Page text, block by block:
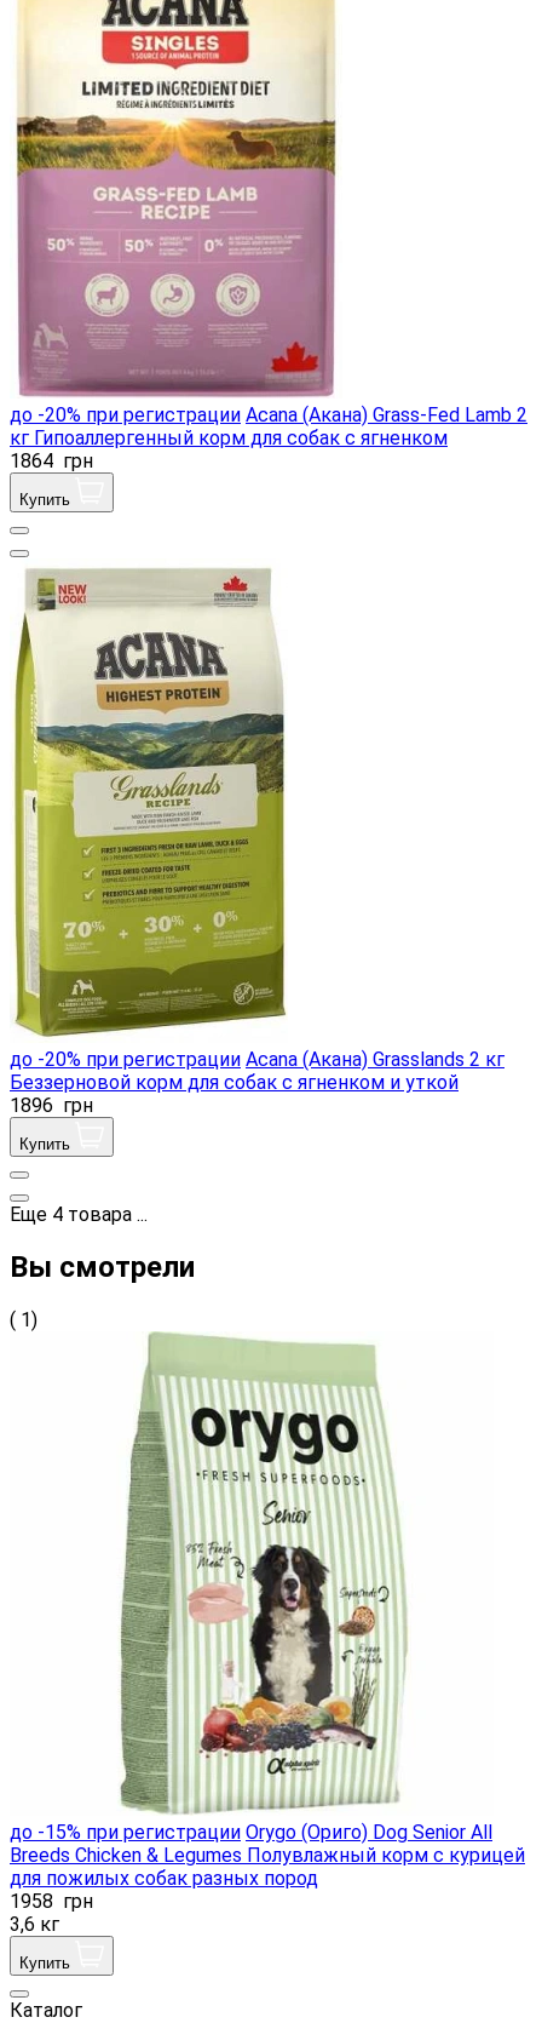
до -20% при регистрации Acana (Акана) Grass-Fed Lamb 2
кг Гипоаллергенный корм для собак с ягненком
1864 грн
Купить
до -20% при регистрации Acana (Акана) Grasslands 2 кг
Беззерновой корм для собак с ягненком и уткой
1896 грн
Купить
Еще 4 товара ...
Вы смотрели
( 1)
до -15% при регистрации Orygo (Ориго) Dog Senior All
Breeds Chicken & Legumes Полувлажный корм с курицей
для пожилых собак разных пород
1958 грн
3,6 кг
Купить
Каталог